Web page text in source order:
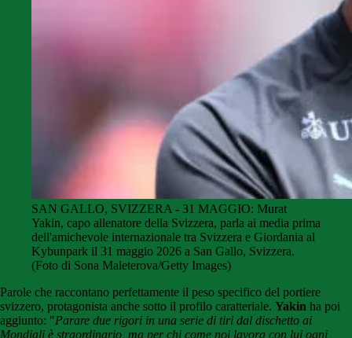
SAN GALLO, SVIZZERA - 31 MAGGIO: Murat
Yakin, capo allenatore della Svizzera, parla ai media prima
dell'amichevole internazionale tra Svizzera e Giordania al
Kybunpark il 31 maggio 2026 a San Gallo, Svizzera.
(Foto di Sona Maleterova/Getty Images)
Parole che raccontano perfettamente il peso specifico del portiere
svizzero, protagonista anche sotto il profilo caratteriale. Yakin ha poi
aggiunto: "Parare due rigori in una serie di tiri dal dischetto ai
Mondiali è straordinario, ma per chi come noi lavora con lui ogni